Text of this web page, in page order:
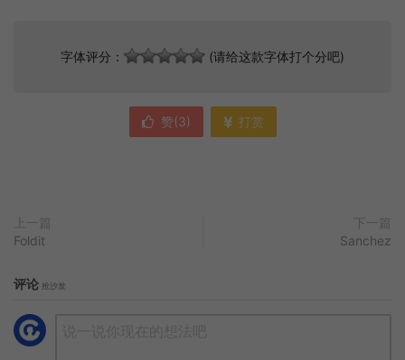
字体评分： (请给这款字体打个分吧)
赞(3) 打赏
上一篇
Foldit
下一篇
Sanchez
评论 抢沙发